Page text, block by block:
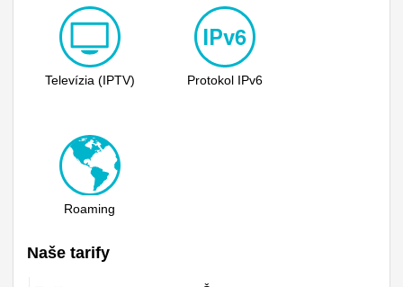
Televízia (IPTV) Protokol IPv6
Roaming
Naše tarify